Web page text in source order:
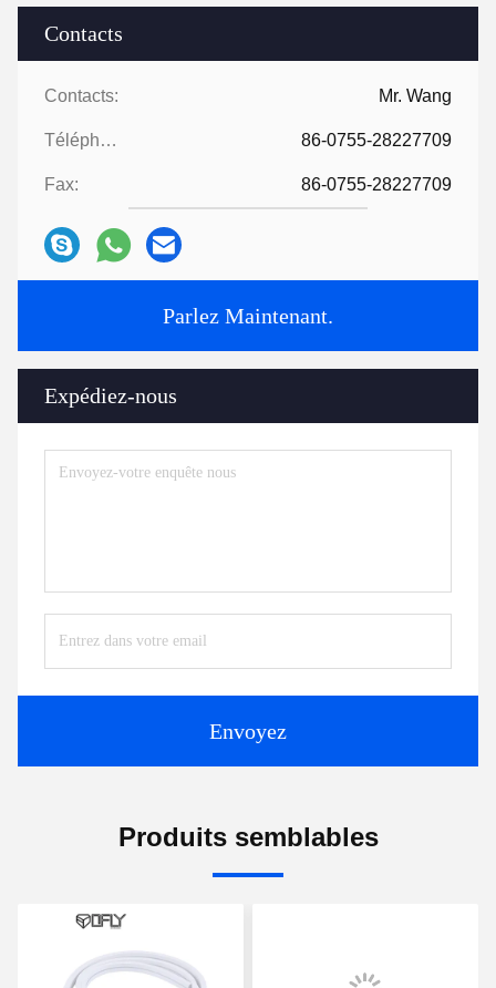
Contacts
Contacts: Mr. Wang
Téléphone: 86-0755-28227709
Fax: 86-0755-28227709
Parlez Maintenant.
Expédiez-nous
Envoyez
Produits semblables